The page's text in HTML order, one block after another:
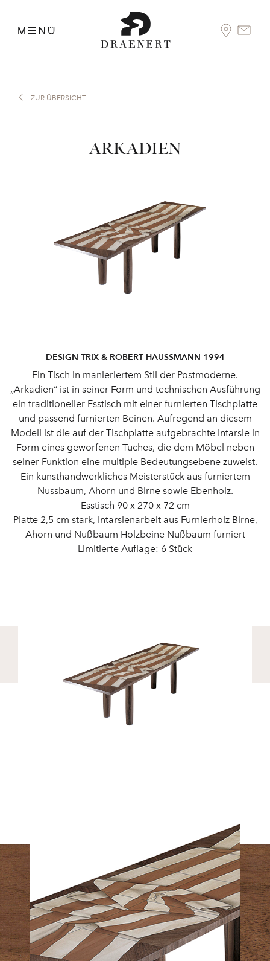
ZUR ÜBERSICHT
ARKADIEN
DESIGN TRIX & ROBERT HAUSSMANN 1994
Ein Tisch in manieriertem Stil der Postmoderne.
„Arkadien“ ist in seiner Form und technischen Ausführung
ein traditioneller Esstisch mit einer furnierten Tischplatte
und passend furnierten Beinen. Aufregend an diesem
Modell ist die auf der Tischplatte aufgebrachte Intarsie in
Form eines geworfenen Tuches, die dem Möbel neben
seiner Funktion eine multiple Bedeutungsebene zuweist.
Ein kunsthandwerkliches Meisterstück aus furniertem
Nussbaum, Ahorn und Birne sowie Ebenholz.
Esstisch 90 x 270 x 72 cm
Platte 2,5 cm stark, Intarsienarbeit aus Furnierholz Birne,
Ahorn und Nußbaum Holzbeine Nußbaum furniert
Limitierte Auflage: 6 Stück